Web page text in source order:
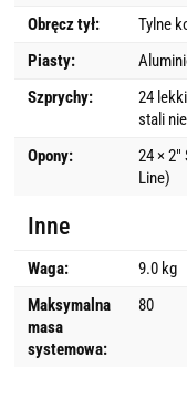
Obręcz tył:
Tylne
Piasty:
Szprychy:
24
stali
Opony:
24 ×
Line)
Inne
Waga:
9.0 kg
Maksymalna
masa
systemowa:
80